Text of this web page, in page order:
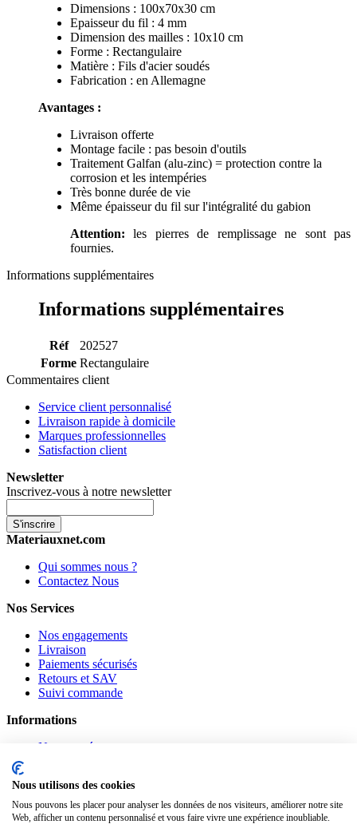
Dimensions : 100x70x30 cm
Epaisseur du fil : 4 mm
Dimension des mailles : 10x10 cm
Forme : Rectangulaire
Matière : Fils d'acier soudés
Fabrication : en Allemagne
Avantages :
Livraison offerte
Montage facile : pas besoin d'outils
Traitement Galfan (alu-zinc) = protection contre la
corrosion et les intempéries
Très bonne durée de vie
Même épaisseur du fil sur l'intégralité du gabion
Attention: les pierres de remplissage ne sont pas
fournies.
Informations supplémentaires
Informations supplémentaires
Réf
202527
Forme Rectangulaire
Commentaires client
Service client personnalisé
Livraison rapide à domicile
Marques professionnelles
Satisfaction client
Newsletter
Inscrivez-vous à notre newsletter
S'inscrire
Materiauxnet.com
Qui sommes nous ?
Contactez Nous
Nos Services
Nos engagements
Livraison
Paiements sécurisés
Retours et SAV
Suivi commande
Informations
Nouveautés
Confidentialité
Mentions légales
Nous utilisons des cookies
Nous pouvons les placer pour analyser les données de nos visiteurs, améliorer notre site
Web, afficher un contenu personnalisé et vous faire vivre une expérience inoubliable.